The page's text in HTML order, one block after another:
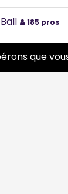
185 pros
201 pros que